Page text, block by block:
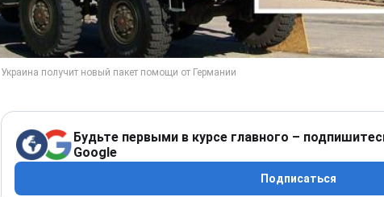
Будьте первыми в курсе главного –
Google
Подписаться